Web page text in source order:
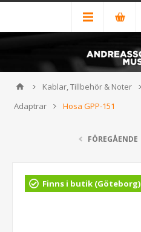
Kablar, Tillbehör & Noter
Adaptrar
Hosa GPP-151
FÖREGÅENDE
Finns i butik (Göteborg)